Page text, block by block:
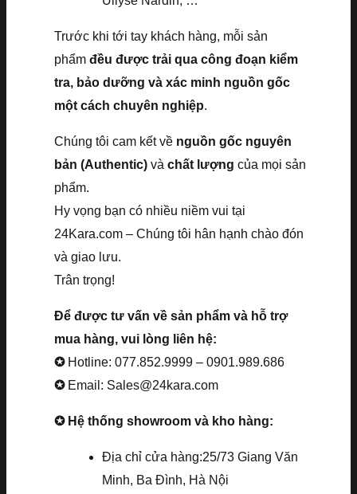
Trước khi tới tay khách hàng, mỗi sản
phẩm đều được trải qua công đoạn kiểm
tra, bảo dưỡng và xác minh nguồn gốc
một cách chuyên nghiệp.
Chúng tôi cam kết về nguồn gốc nguyên
bản (Authentic) và chất lượng của mọi sản
phẩm.
Hy vọng bạn có nhiều niềm vui tại
24Kara.com – Chúng tôi hân hạnh chào đón
và giao lưu.
Trân trọng!
Để được tư vấn về sản phẩm và hỗ trợ
mua hàng, vui lòng liên hệ:
✪ Hotline: 077.852.9999 – 0901.989.686
✪ Email: Sales@24kara.com
✪ Hệ thống showroom và kho hàng:
Địa chỉ cửa hàng:25/73 Giang Văn
Minh, Ba Đình, Hà Nội